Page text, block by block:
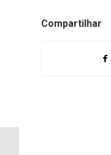
Compartilhar